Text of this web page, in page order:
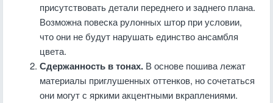
присутствовать детали переднего и заднего плана.
Возможна повеска рулонных штор при условии,
что они не будут нарушать единство ансамбля
цвета.
Сдержанность в тонах. В основе пошива лежат
материалы приглушенных оттенков, но сочетаться
они могут с яркими акцентными вкраплениями.